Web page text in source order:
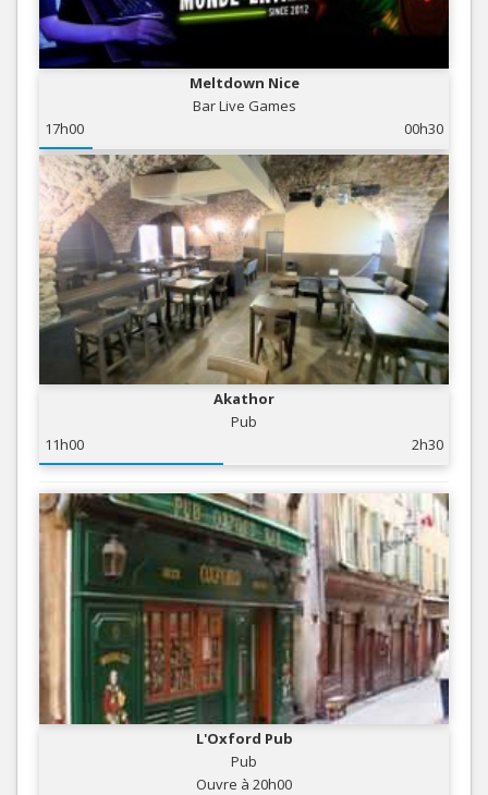
Meltdown Nice
Bar Live Games
17h00
00h30
Akathor
Pub
11h00
2h30
L'Oxford Pub
Pub
Ouvre à 20h00